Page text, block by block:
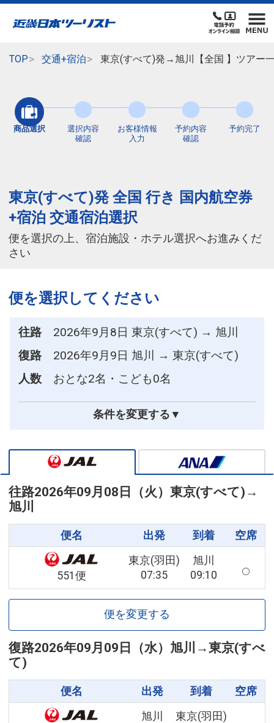
TOP 交通+宿泊 東京(すべて)発→旭川【全国 】ツアー
商品選択
選択内容
確認
お客様情報
入力
予約内容
確認
予約完了
東京(すべて)発 全国 行き 国内航空券
+宿泊 交通宿泊選択
便を選択の上、宿泊施設・ホテル選択へお進みくだ
さい
便を選択してください
往路
2026年9月8日 東京(すべて) → 旭川
復路
2026年9月9日 旭川 → 東京(すべて)
人数
おとな2名・こども0名
条件を変更する▼
往路2026年09月08日（火） 東京(すべて) →
旭川
便名 出発 到着 空席
551便
東京(羽田)
07:35
旭川
09:10
便を変更する
復路2026年09月09日（水） 旭川 →東京(すべ
て)
便名 出発 到着 空席
旭川
東京(羽田)